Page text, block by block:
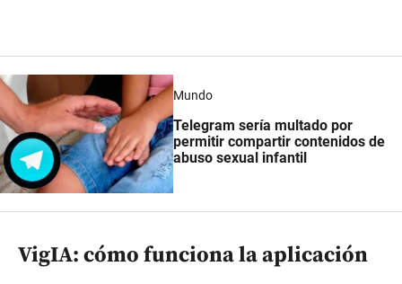
Mundo
Telegram sería multado por
permitir compartir contenidos de
abuso sexual infantil
VigIA: cómo funciona la aplicación